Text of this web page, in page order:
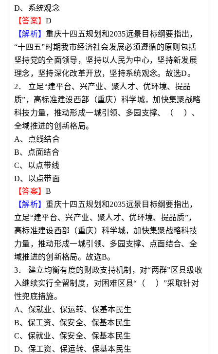
D、系统观念
【答案】D
【解析】 重庆十四五规划和2035远景目标纲要指出，
“十四五”时期我市经济社会发展必须遵循的原则包括
坚持党的全面领导，坚持以人民为中心，坚持新发展
理念，坚持深化改革开放，坚持系统观念。故选D。
2． 立足“建平台、兴产业、聚人才、优环境、提品
质”，高标准建设西部（重庆）科学城，加快集聚战略
科技力量，推动形成一城引领、多园支撑、
（ ） 、
全域推进的创新格局。
A、点线结合
B、点面结合
C、以点带线
D、以点带面
【答案】B
【解析】 重庆十四五规划和2035远景目标纲要指出，
立足“建平台、兴产业、聚人才、优环境、提品质”，
高标准建设西部（重庆）科学城，加快集聚战略科技
力量，推动形成一城引领、多园支撑、点面结合、全
域推进的创新格局。故选B。
3． 建立均衡有度的财政支持机制，对“两群” 区县级收
入继续实行全留制度，对困难区县“ （ ）”采取针对
性兜底措施。
A、保就业、保运转、保基本民生
B、保工资、保安全、保基本民生
C、保就业、保安全、保基本民生
D、保工资、保运转、保基本民生